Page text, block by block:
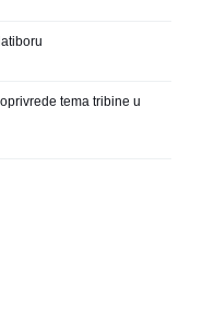
tema tribine u